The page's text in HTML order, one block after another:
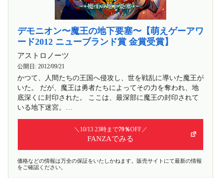
デモニオン〜魔王の地下要塞〜【萌えゲーアワ
ード2012 ニューブランド賞 金賞受賞】
アストロノーツ
公開日: 2012/09/21
かつて、人間たちの王国へ侵攻し、世を戦乱に導いた魔王が
いた。 だが、魔王は勇者たちによってその力を奪われ、地
底深くに封印された。 ここは、最深部に魔王の封印されて
いる地下迷宮。…
＼10/13 23時まで79％OFF／
FANZAでみる
価格などの情報は万全の保証をいたしかねます。販売サイトにて最新の情報
をご確認ください。